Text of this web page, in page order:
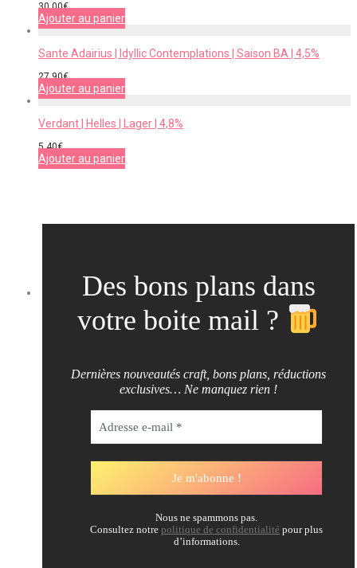
30,00€
Ajouter au panier
Sante Adairius | Idyllic Contemplations | Saison BA | 4,5%
27,90€
Ajouter au panier
Verdant | Helles | Lager | 4,8%
5,40€
Ajouter au panier
Des bons plans dans
votre boite mail ?
Dernières nouveautés craft, bons plans, réductions
exclusives… Ne manquez rien !
Nous ne spammons pas.
Consultez notre politique de confidentialité pour plus
d’informations.